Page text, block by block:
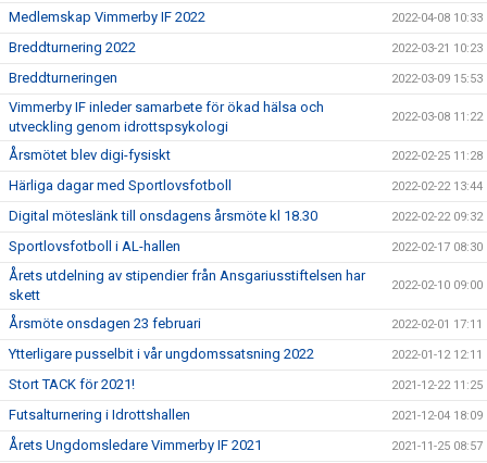
Medlemskap Vimmerby IF 2022 2022-04-08 10:33
Breddturnering 2022 2022-03-21 10:23
Breddturneringen 2022-03-09 15:53
Vimmerby IF inleder samarbete för ökad hälsa och
utveckling genom idrottspsykologi
2022-03-08 11:22
Årsmötet blev digi-fysiskt 2022-02-25 11:28
Härliga dagar med Sportlovsfotboll 2022-02-22 13:44
Digital möteslänk till onsdagens årsmöte kl 18.30 2022-02-22 09:32
Sportlovsfotboll i AL-hallen 2022-02-17 08:30
Årets utdelning av stipendier från Ansgariusstiftelsen har
skett
2022-02-10 09:00
Årsmöte onsdagen 23 februari 2022-02-01 17:11
Ytterligare pusselbit i vår ungdomssatsning 2022 2022-01-12 12:11
Stort TACK för 2021! 2021-12-22 11:25
Futsalturnering i Idrottshallen 2021-12-04 18:09
Årets Ungdomsledare Vimmerby IF 2021 2021-11-25 08:57